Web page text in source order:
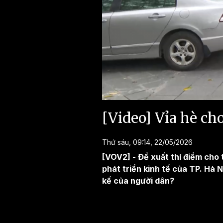
[Video] Vỉa hè
Thứ sáu, 09:14, 22/05/2026
[VOV2] - Đề xuất thí điểm
phát triển kinh tế của TP. Hà
kế của người dân?